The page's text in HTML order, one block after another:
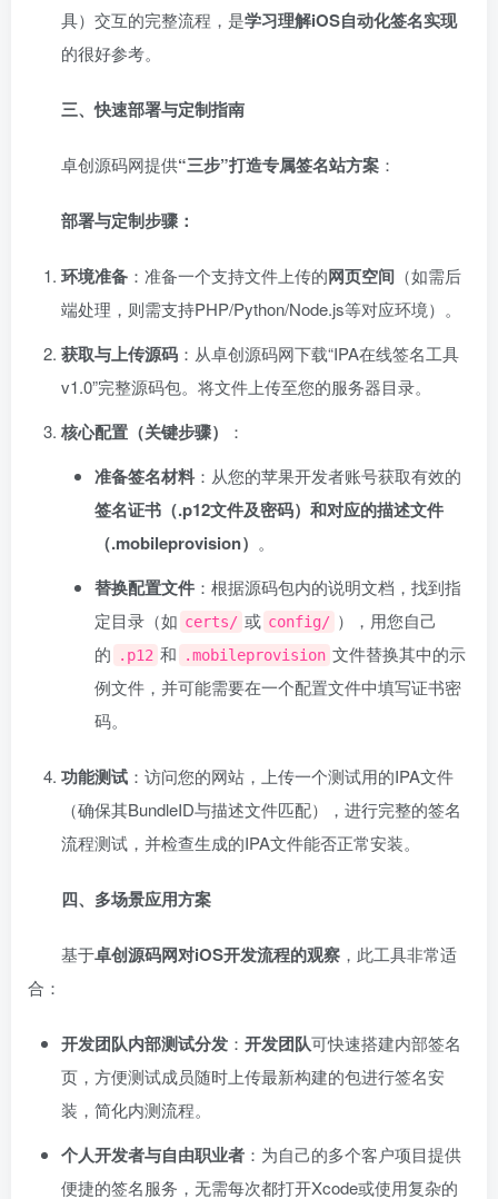
具）交互的完整流程，是学习理解iOS自动化签名实现
的很好参考。
三、快速部署与定制指南
卓创源码网提供“三步”打造专属签名站方案 ：
部署与定制步骤：
环境准备 ：准备一个支持文件上传的网页空间 （如需后
端处理，则需支持PHP/Python/Node.js等对应环境）。
获取与上传源码 ：从卓创源码网下载“IPA在线签名工具
v1.0”完整源码包。将文件上传至您的服务器目录。
核心配置（关键步骤） ：
准备签名材料 ：从您的苹果开发者账号获取有效的
签名证书（.p12文件及密码）和对应的描述文件
（.mobileprovision） 。
替换配置文件 ：根据源码包内的说明文档，找到指
定目录（如 certs/ 或 config/ ），用您自己
的
.p12 和 .mobileprovision 文件替换其中的示
例文件，并可能需要在一个配置文件中填写证书密
码。
功能测试 ：访问您的网站，上传一个测试用的IPA文件
（确保其BundleID与描述文件匹配），进行完整的签名
流程测试，并检查生成的IPA文件能否正常安装。
四、多场景应用方案
基于卓创源码网对iOS开发流程的观察 ，此工具非常适
合：
开发团队内部测试分发 ： 开发团队可快速搭建内部签名
页，方便测试成员随时上传最新构建的包进行签名安
装，简化内测流程。
个人开发者与自由职业者 ：为自己的多个客户项目提供
便捷的签名服务，无需每次都打开Xcode或使用复杂的